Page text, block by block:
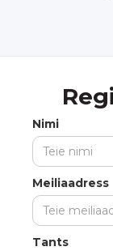
Nimi
Meiliaadress
Tants